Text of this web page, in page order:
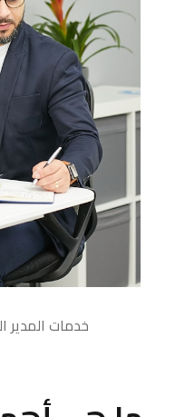
خدمات المدير